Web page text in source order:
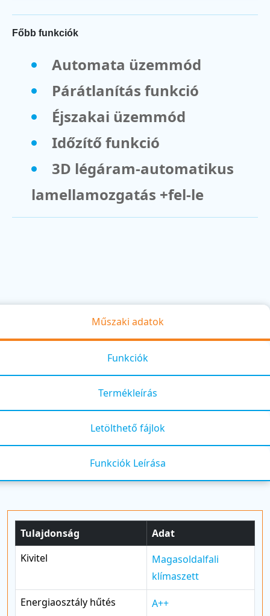
Főbb funkciók
Automata üzemmód
Párátlanítás funkció
Éjszakai üzemmód
Időzítő funkció
3D légáram-automatikus
lamellamozgatás +fel-le
Műszaki adatok
Funkciók
Termékleírás
Letölthető fájlok
Funkciók Leírása
Tulajdonság
Adat
Kivitel
Magasoldalfali
klímaszett
Energiaosztály hűtés
A++